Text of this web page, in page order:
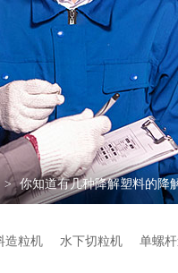
> 你知道有几种降解塑料的降
造粒机 水下切粒机 单螺